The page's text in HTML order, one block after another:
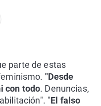
parte de estas
"Desde
con todo. Denuncias,
"El falso